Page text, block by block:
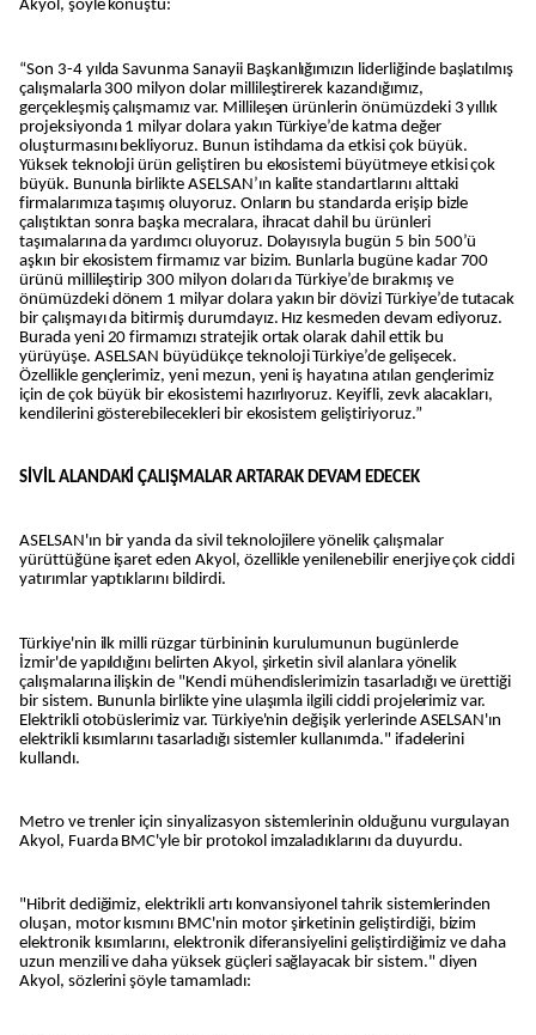
Akyol, şöyle konuştu:
“Son 3-4 yılda Savunma Sanayii Başkanlığımızın liderliğinde başlatılmış
çalışmalarla 300 milyon dolar millileştirerek kazandığımız,
gerçekleşmiş çalışmamız var. Millileşen ürünlerin önümüzdeki 3 yıllık
projeksiyonda 1 milyar dolara yakın Türkiye’de katma değer
oluşturmasını bekliyoruz. Bunun istihdama da etkisi çok büyük.
Yüksek teknoloji ürün geliştiren bu ekosistemi büyütmeye etkisi çok
büyük. Bununla birlikte ASELSAN’ın kalite standartlarını alttaki
firmalarımıza taşımış oluyoruz. Onların bu standarda erişip bizle
çalıştıktan sonra başka mecralara, ihracat dahil bu ürünleri
taşımalarına da yardımcı oluyoruz. Dolayısıyla bugün 5 bin 500’ü
aşkın bir ekosistem firmamız var bizim. Bunlarla bugüne kadar 700
ürünü millileştirip 300 milyon doları da Türkiye’de bırakmış ve
önümüzdeki dönem 1 milyar dolara yakın bir dövizi Türkiye’de tutacak
bir çalışmayı da bitirmiş durumdayız. Hız kesmeden devam ediyoruz.
Burada yeni 20 firmamızı stratejik ortak olarak dahil ettik bu
yürüyüşe. ASELSAN büyüdükçe teknoloji Türkiye’de gelişecek.
Özellikle gençlerimiz, yeni mezun, yeni iş hayatına atılan gençlerimiz
için de çok büyük bir ekosistemi hazırlıyoruz. Keyifli, zevk alacakları,
kendilerini gösterebilecekleri bir ekosistem geliştiriyoruz.”
SİVİL ALANDAKİ ÇALIŞMALAR ARTARAK DEVAM EDECEK
ASELSAN'ın bir yanda da sivil teknolojilere yönelik çalışmalar
yürüttüğüne işaret eden Akyol, özellikle yenilenebilir enerjiye çok ciddi
yatırımlar yaptıklarını bildirdi.
Türkiye'nin ilk milli rüzgar türbininin kurulumunun bugünlerde
İzmir'de yapıldığını belirten Akyol, şirketin sivil alanlara yönelik
çalışmalarına ilişkin de "Kendi mühendislerimizin tasarladığı ve ürettiği
bir sistem. Bununla birlikte yine ulaşımla ilgili ciddi projelerimiz var.
Elektrikli otobüslerimiz var. Türkiye'nin değişik yerlerinde ASELSAN'ın
elektrikli kısımlarını tasarladığı sistemler kullanımda." ifadelerini
kullandı.
Metro ve trenler için sinyalizasyon sistemlerinin olduğunu vurgulayan
Akyol, Fuarda BMC'yle bir protokol imzaladıklarını da duyurdu.
"Hibrit dediğimiz, elektrikli artı konvansiyonel tahrik sistemlerinden
oluşan, motor kısmını BMC'nin motor şirketinin geliştirdiği, bizim
elektronik kısımlarını, elektronik diferansiyelini geliştirdiğimiz ve daha
uzun menzili ve daha yüksek güçleri sağlayacak bir sistem." diyen
Akyol, sözlerini şöyle tamamladı: